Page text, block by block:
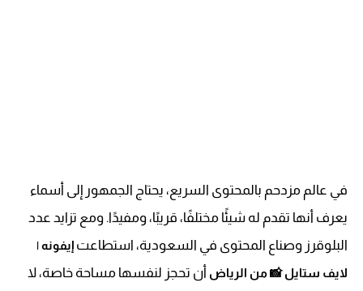
في عالم مزدحم بالمحتوى السريع، يحتاج الجمهور إلى أسماء
يعرف أنها تقدم له شيئًا مختلفًا، قريبًا، ومفيدًا. ومع تزايد عدد
البلوقرز وصناع المحتوى في السعودية، استطاعت إيفونه |
لايف ستايل 📸من الرياض أن تحجز لنفسها مساحة خاصة، لا